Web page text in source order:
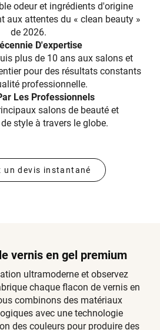
odeur et ingrédients d'origine
aux attentes du « clean beauty »
de 2026.
D'expertise
plus de 10 ans aux salons et
pour des résultats constants
professionnelle.
Les Professionnels
salons de beauté et
style à travers le globe.
un devis instantané
vernis en gel premium
ultramoderne et observez
chaque flacon de vernis en
combinons des matériaux
avec une technologie
des couleurs pour produire des